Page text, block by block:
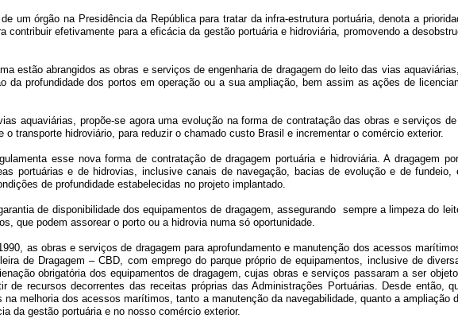
órgão na Presidência da República para tratar da infra-estrutura portuária, denota a
contribuir efetivamente para a eficácia da gestão portuária e hidroviária, promovendo a
abrangidos as obras e serviços de engenharia de dragagem do leito das vias
profundidade dos portos em operação ou a sua ampliação, bem assim as ações de
propõe-se agora uma evolução na forma de contratação das obras e serviços de
transporte hidroviário, para reduzir o chamado custo Brasil e incrementar o comércio exterior.
esse nova forma de contratação de dragagem portuária e hidroviária. A dragagem por
portuárias e de hidrovias, inclusive canais de navegação, bacias de evolução e de
de profundidade estabelecidas no projeto implantado.
de disponibilidade dos equipamentos de dragagem, assegurando sempre a limpeza do
que podem assorear o porto ou a hidrovia numa só oportunidade.
obras e serviços de dragagem para aprofundamento e manutenção dos acessos
de Dragagem – CBD, com emprego do parque próprio de equipamentos, inclusive de
obrigatória dos equipamentos de dragagem, cujas obras e serviços passaram a ser
recursos decorrentes das receitas próprias das Administrações Portuárias. Desde então,
melhoria dos acessos marítimos, tanto a manutenção da navegabilidade, quanto a
da gestão portuária e no nosso comércio exterior.